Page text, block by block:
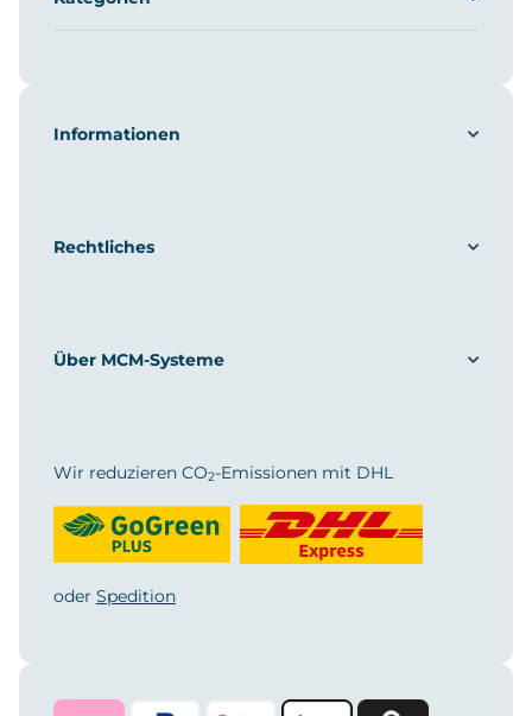
Informationen
Rechtliches
Über MCM-Systeme
Wir reduzieren CO2-Emissionen mit DHL
oder Spedition